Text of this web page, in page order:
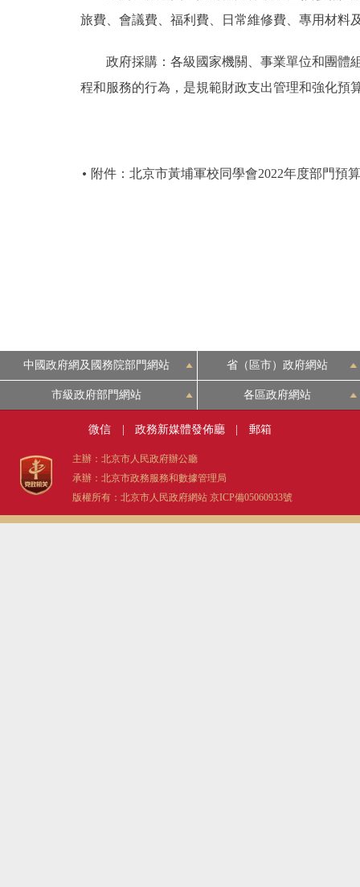
旅費、會議費、福利費、日常維修費、專用材料
政府採購：各級國家機關、事業單位和團體組
程和服務的行為，是規範財政支出管理和強化預
附件：北京市黃埔軍校同學會2022年度部門預
中國政府網及國務院部門網站 省（區市）政府網站
市級政府部門網站 各區政府網站
微信 政務新媒體發佈廳 郵箱
主辦：北京市人民政府辦公廳
承辦：北京市政務服務和數據管理局
版權所有：北京市人民政府網站 京ICP備05060933號